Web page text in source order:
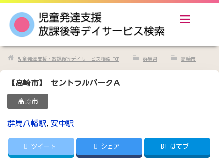
児童発達支援・放課後等デイサービス検索 TOP 群馬県 高崎市
【高崎市】 セントラルパークＡ
高崎市
群馬八幡駅, 安中駅
ツイート シェア B! はてブ